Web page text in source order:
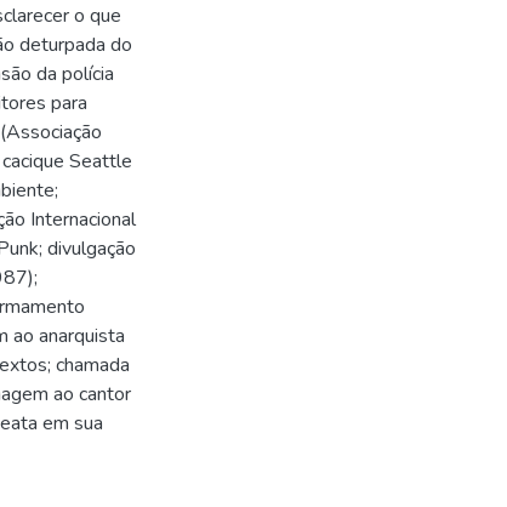
o que
deturpada do
da polícia
para
Seattle
Internacional
divulgação
ao anarquista
chamada
ao cantor
em sua